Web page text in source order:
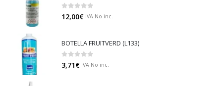
0 out of 5
12,00€ IVA No inc.
BOTELLA FRUITVERD (L133)
0out of 5
3,71€ IVA No inc.